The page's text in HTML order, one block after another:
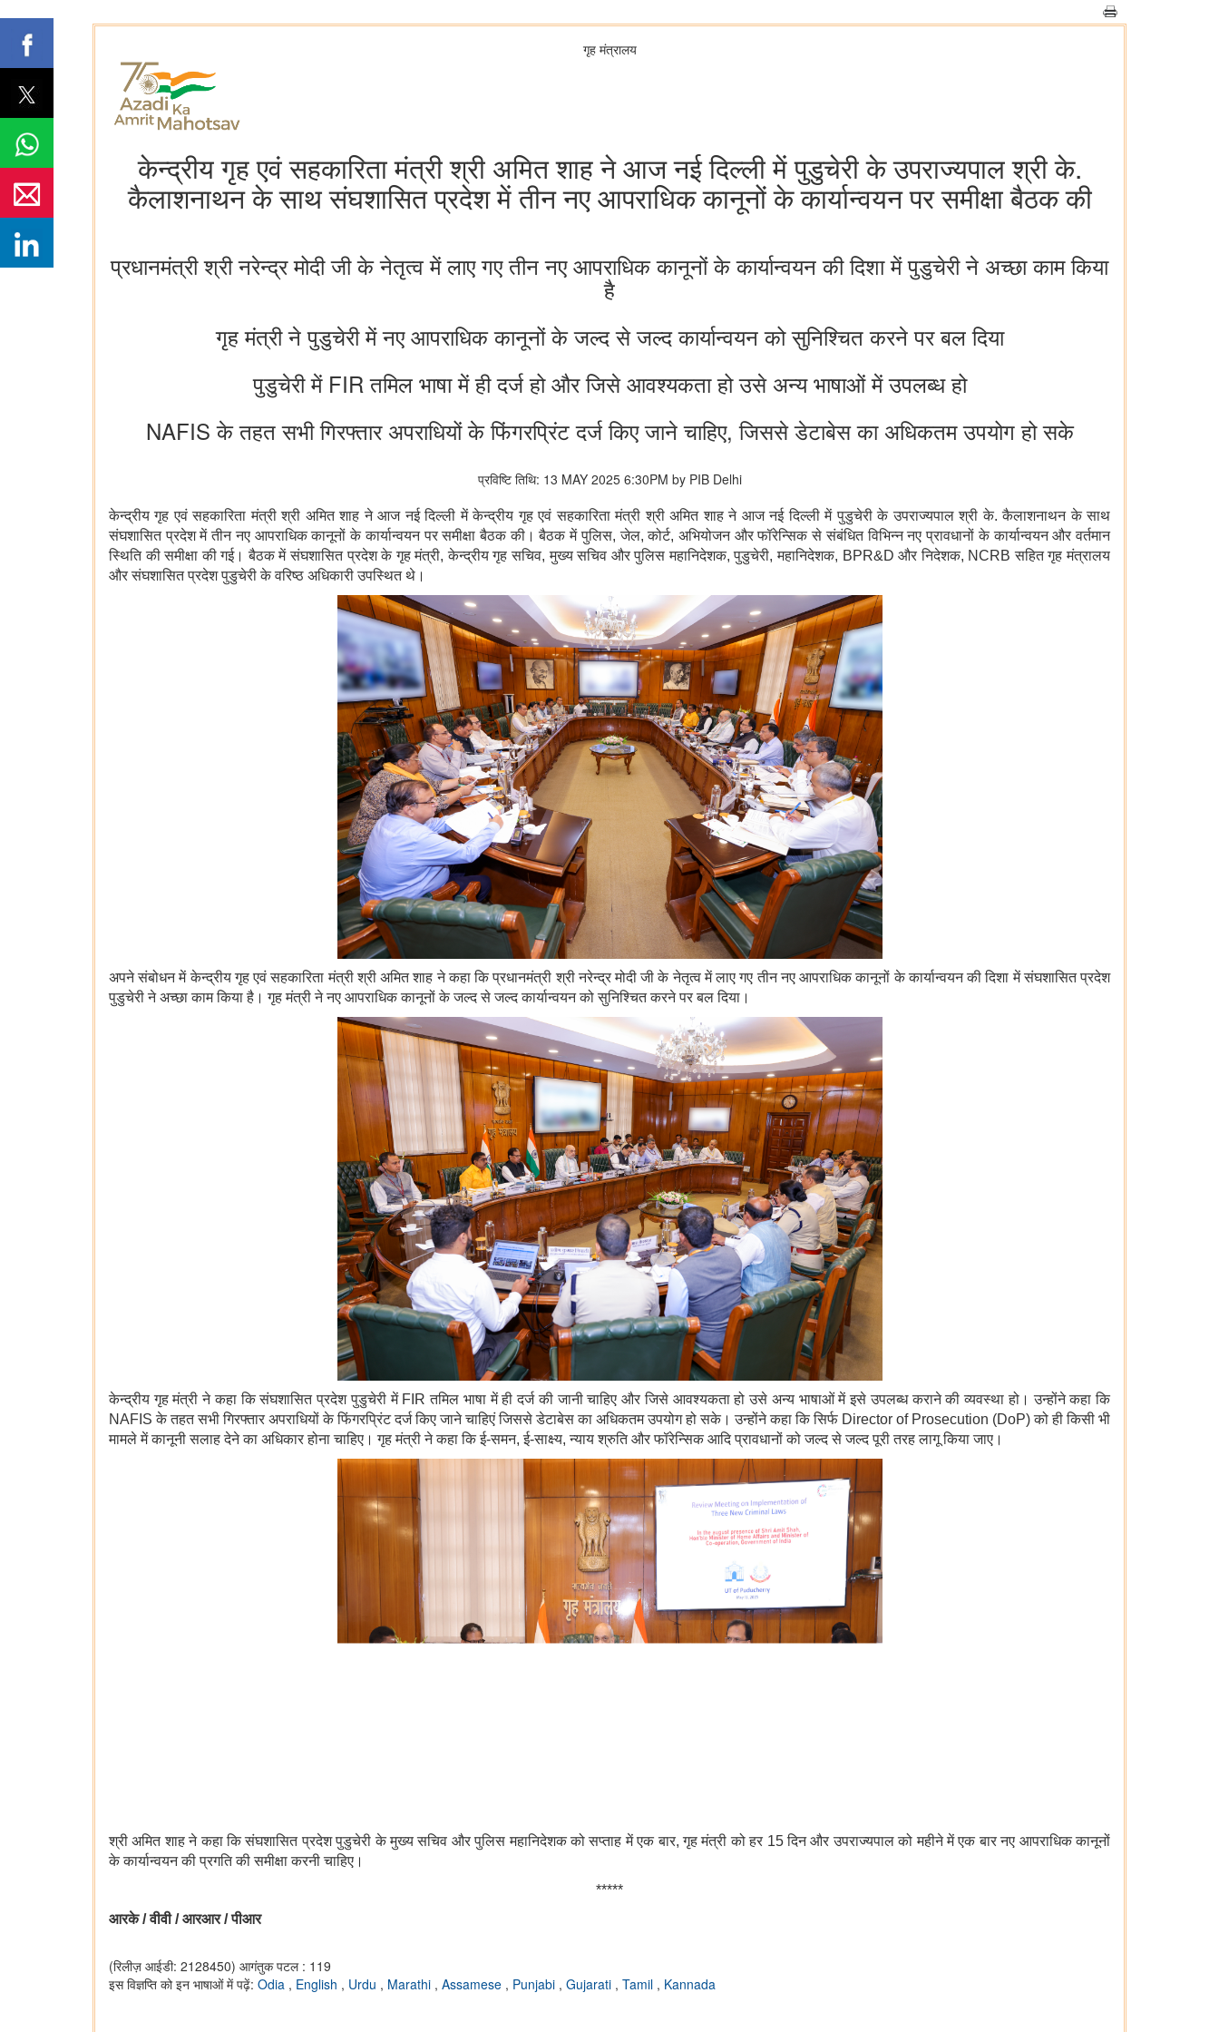
गृह मंत्रालय
केन्द्रीय गृह एवं सहकारिता मंत्री श्री अमित शाह ने आज नई दिल्ली में पुडुचेरी के उपराज्यपाल श्री के.
कैलाशनाथन के साथ संघशासित प्रदेश में तीन नए आपराधिक कानूनों के कार्यान्वयन पर समीक्षा बैठक की
प्रधानमंत्री श्री नरेन्द्र मोदी जी के नेतृत्व में लाए गए तीन नए आपराधिक कानूनों के कार्यान्वयन की दिशा में पुडुचेरी ने अच्छा काम किया
है
गृह मंत्री ने पुडुचेरी में नए आपराधिक कानूनों के जल्द से जल्द कार्यान्वयन को सुनिश्चित करने पर बल दिया
पुडुचेरी में FIR तमिल भाषा में ही दर्ज हो और जिसे आवश्यकता हो उसे अन्य भाषाओं में उपलब्ध हो
NAFIS के तहत सभी गिरफ्तार अपराधियों के फिंगरप्रिंट दर्ज किए जाने चाहिए, जिससे डेटाबेस का अधिकतम उपयोग हो सके
प्रविष्टि तिथि: 13 MAY 2025 6:30PM by PIB Delhi
केन्द्रीय गृह एवं सहकारिता मंत्री श्री अमित शाह ने आज नई दिल्ली में केन्द्रीय गृह एवं सहकारिता मंत्री श्री अमित शाह ने आज नई दिल्ली में पुडुचेरी के उपराज्यपाल श्री के. कैलाशनाथन के साथ
संघशासित प्रदेश में तीन नए आपराधिक कानूनों के कार्यान्वयन पर समीक्षा बैठक की। बैठक में पुलिस, जेल, कोर्ट, अभियोजन और फॉरेन्सिक से संबंधित विभिन्न नए प्रावधानों के कार्यान्वयन और वर्तमान
स्थिति की समीक्षा की गई। बैठक में संघशासित प्रदेश के गृह मंत्री, केन्द्रीय गृह सचिव, मुख्य सचिव और पुलिस महानिदेशक, पुडुचेरी, महानिदेशक, BPR&D और निदेशक, NCRB सहित गृह मंत्रालय
और संघशासित प्रदेश पुडुचेरी के वरिष्ठ अधिकारी उपस्थित थे।
अपने संबोधन में केन्द्रीय गृह एवं सहकारिता मंत्री श्री अमित शाह ने कहा कि प्रधानमंत्री श्री नरेन्द्र मोदी जी के नेतृत्व में लाए गए तीन नए आपराधिक कानूनों के कार्यान्वयन की दिशा में संघशासित प्रदेश
पुडुचेरी ने अच्छा काम किया है। गृह मंत्री ने नए आपराधिक कानूनों के जल्द से जल्द कार्यान्वयन को सुनिश्चित करने पर बल दिया।
केन्द्रीय गृह मंत्री ने कहा कि संघशासित प्रदेश पुडुचेरी में FIR तमिल भाषा में ही दर्ज की जानी चाहिए और जिसे आवश्यकता हो उसे अन्य भाषाओं में इसे उपलब्ध कराने की व्यवस्था हो। उन्होंने कहा कि
NAFIS के तहत सभी गिरफ्तार अपराधियों के फिंगरप्रिंट दर्ज किए जाने चाहिएं जिससे डेटाबेस का अधिकतम उपयोग हो सके। उन्होंने कहा कि सिर्फ Director of Prosecution (DoP) को ही किसी भी
मामले में कानूनी सलाह देने का अधिकार होना चाहिए। गृह मंत्री ने कहा कि ई-समन, ई-साक्ष्य, न्याय श्रुति और फॉरेन्सिक आदि प्रावधानों को जल्द से जल्द पूरी तरह लागू किया जाए।
श्री अमित शाह ने कहा कि संघशासित प्रदेश पुडुचेरी के मुख्य सचिव और पुलिस महानिदेशक को सप्ताह में एक बार, गृह मंत्री को हर 15 दिन और उपराज्यपाल को महीने में एक बार नए आपराधिक कानूनों
के कार्यान्वयन की प्रगति की समीक्षा करनी चाहिए।
*****
आरके/ वीवी / आरआर / पीआर
(रिलीज़ आईडी: 2128450) आगंतुक पटल : 119
इस विज्ञप्ति को इन भाषाओं में पढ़ें: Odia , English , Urdu , Marathi , Assamese , Punjabi , Gujarati , Tamil , Kannada